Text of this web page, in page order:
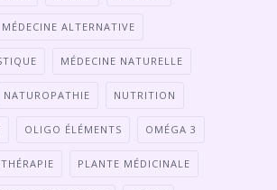
MÉDECINE ALTERNATIVE
MÉDECINE NATURELLE
NATUROPATHIE NUTRITION
OLIGO ÉLÉMENTS OMÉGA 3
PLANTE MÉDICINALE